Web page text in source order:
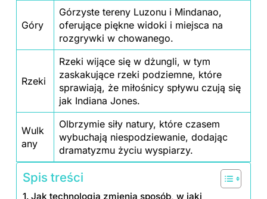
Góry
Górzyste tereny Luzonu i Mindanao,
oferujące piękne widoki i miejsca na
rozgrywki w chowanego.
Rzeki
Rzeki wijące się w dżungli, w tym
zaskakujące rzeki podziemne, które
sprawiają, że miłośnicy spływu czują się
jak Indiana Jones.
Wulk
any
Olbrzymie siły natury, które czasem
wybuchają niespodziewanie, dodając
dramatyzmu życiu wyspiarzy.
Spis treści
Jak technologia zmienia sposób, w jaki